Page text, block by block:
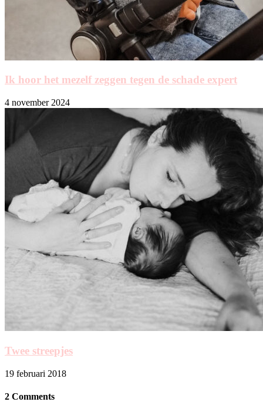
Ik hoor het mezelf zeggen tegen de schade expert
4 november 2024
Twee streepjes
19 februari 2018
2 Comments